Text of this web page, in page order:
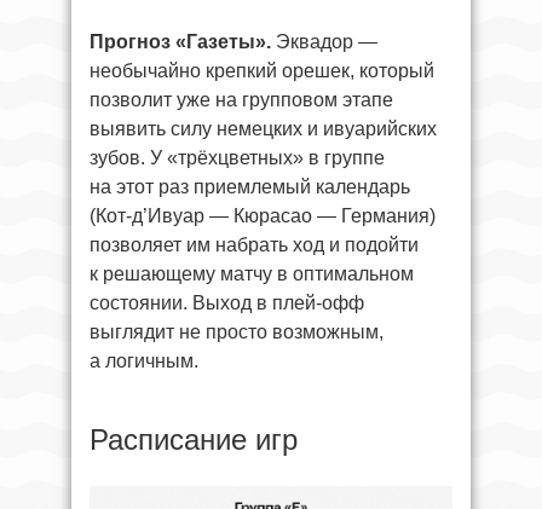
Прогноз «Газеты». Эквадор —
необычайно крепкий орешек, который
позволит уже на групповом этапе
выявить силу немецких и ивуарийских
зубов. У «трёхцветных» в группе
на этот раз приемлемый календарь
(Кот-д’Ивуар — Кюрасао — Германия)
позволяет им набрать ход и подойти
к решающему матчу в оптимальном
состоянии. Выход в плей-офф
выглядит не просто возможным,
а логичным.
Расписание игр